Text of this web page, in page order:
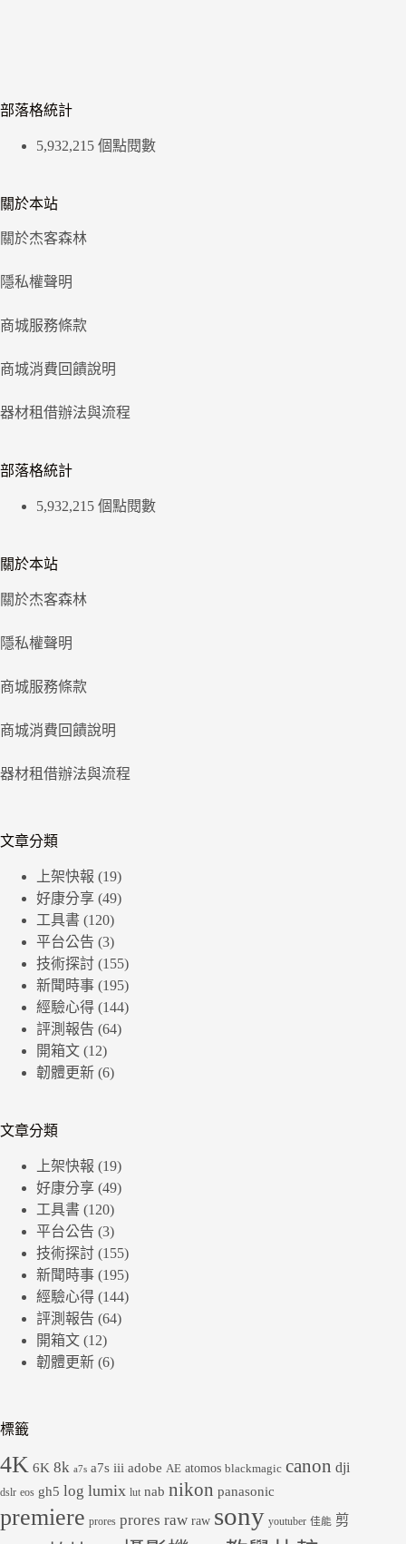
部落格統計
5,932,215 個點閱數
關於本站
關於杰客森林
隱私權聲明
商城服務條款
商城消費回饋說明
器材租借辦法與流程
部落格統計
5,932,215 個點閱數
關於本站
關於杰客森林
隱私權聲明
商城服務條款
商城消費回饋說明
器材租借辦法與流程
文章分類
上架快報 (19)
好康分享 (49)
工具書 (120)
平台公告 (3)
技術探討 (155)
新聞時事 (195)
經驗心得 (144)
評測報告 (64)
開箱文 (12)
韌體更新 (6)
文章分類
上架快報 (19)
好康分享 (49)
工具書 (120)
平台公告 (3)
技術探討 (155)
新聞時事 (195)
經驗心得 (144)
評測報告 (64)
開箱文 (12)
韌體更新 (6)
標籤
4K 6K 8k a7s a7s iii adobe AE atomos blackmagic canon dji
dslr eos gh5 log lumix lut nab nikon panasonic
premiere prores prores raw raw sony youtuber 佳能 剪